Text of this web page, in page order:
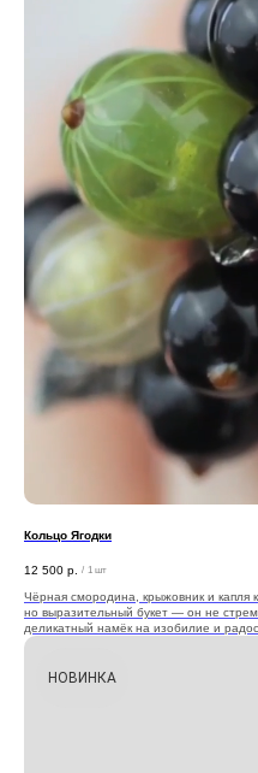
Кольцо Ягодки
12 500 р. / 1 шт
Чёрная смородина, крыжовник и капля
но выразительный букет — он не
деликатный намёк на изобилие и
НОВИНКА